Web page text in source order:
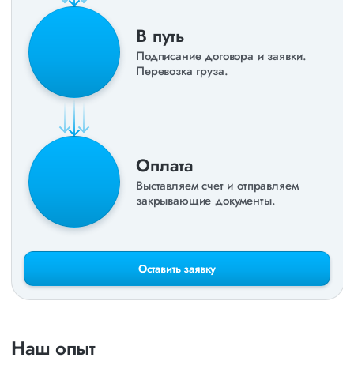
В путь
Подписание договора и заявки.
Перевозка груза.
Оплата
Выставляем счет и отправляем
закрывающие документы.
Оставить заявку
Наш опыт